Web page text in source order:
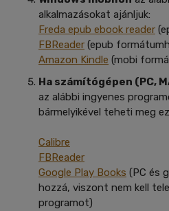
alkalmazásokat ajánljuk:
Freda epub ebook reader
FBReader (epub
Amazon Kindle (mobi
Ha számítógépen (PC,
az alábbi ingyenes
bármelyikével teheti meg
Calibre
FBReader
Google Play Books (PC és
hozzá, viszont nem kell
programot)